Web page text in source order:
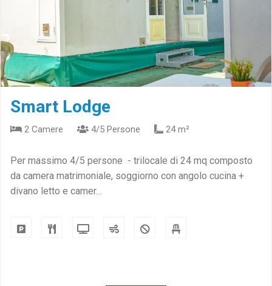
Smart Lodge
2 Camere 4/5 Persone 24 m²
Per massimo 4/5 persone - trilocale di 24 mq composto
da camera matrimoniale, soggiorno con angolo cucina +
divano letto e camer…